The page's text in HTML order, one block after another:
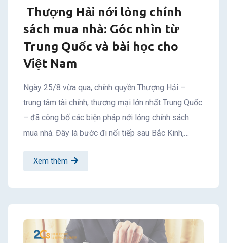
Thượng Hải nới lỏng chính
sách mua nhà: Góc nhìn từ
Trung Quốc và bài học cho
Việt Nam
Ngày 25/8 vừa qua, chính quyền Thượng Hải –
trung tâm tài chính, thương mại lớn nhất Trung Quốc
– đã công bố các biện pháp nới lỏng chính sách
mua nhà. Đây là bước đi nối tiếp sau Bắc Kinh,…
Xem thêm